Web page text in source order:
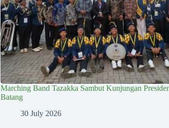
Marching Band Tazakka Sambut Kunjungan
Batang
30 July 2026